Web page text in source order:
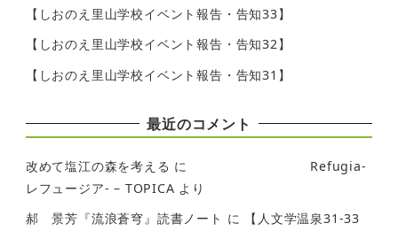
【しおのえ里山学校イベント報告・告知33】
【しおのえ里山学校イベント報告・告知32】
【しおのえ里山学校イベント報告・告知31】
最近のコメント
改めて塩江の森を考える に
Refugia-
レフュージア- – TOPICA より
郝 景芳『流浪蒼穹』読書ノート に
【人文学温泉31-33